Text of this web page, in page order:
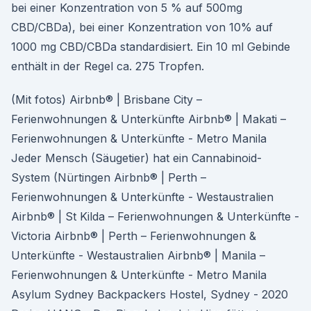
bei einer Konzentration von 5 % auf 500mg
CBD/CBDa), bei einer Konzentration von 10% auf
1000 mg CBD/CBDa standardisiert. Ein 10 ml Gebinde
enthält in der Regel ca. 275 Tropfen.
(Mit fotos) Airbnb® | Brisbane City –
Ferienwohnungen & Unterkünfte Airbnb® | Makati –
Ferienwohnungen & Unterkünfte - Metro Manila
Jeder Mensch (Säugetier) hat ein Cannabinoid-
System (Nürtingen Airbnb® | Perth –
Ferienwohnungen & Unterkünfte - Westaustralien
Airbnb® | St Kilda – Ferienwohnungen & Unterkünfte -
Victoria Airbnb® | Perth – Ferienwohnungen &
Unterkünfte - Westaustralien Airbnb® | Manila –
Ferienwohnungen & Unterkünfte - Metro Manila
Asylum Sydney Backpackers Hostel, Sydney - 2020